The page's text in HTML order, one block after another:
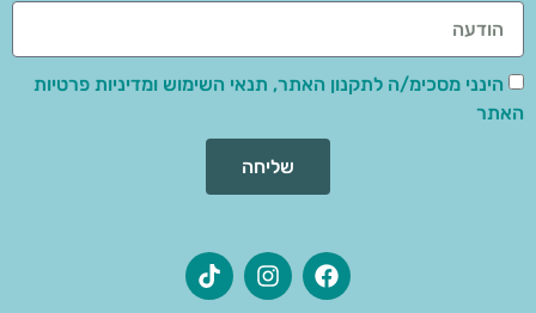
הינני מסכימ/ה לתקנון האתר, תנאי השימוש ומדיניות פרטיות
האתר
שליחה